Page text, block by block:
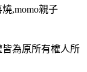
燒,momo親子
為原所有權人所